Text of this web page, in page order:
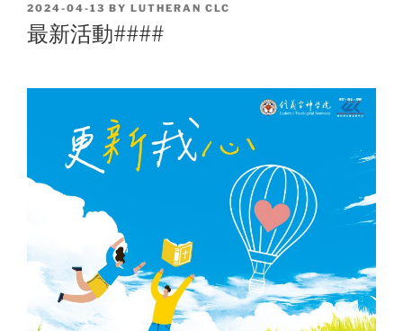
POSTED
ON
2024-04-13 BY LUTHERAN CLC
最新活動####